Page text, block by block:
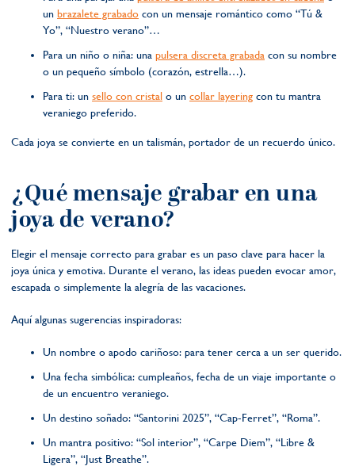
un brazalete grabado con un mensaje romántico como “Tú &
Yo”, “Nuestro verano”…
Para un niño o niña: una pulsera discreta grabada con su nombre
o un pequeño símbolo (corazón, estrella…).
Para ti: un sello con cristal o un collar layering con tu mantra
veraniego preferido.
Cada joya se convierte en un talismán, portador de un recuerdo único.
¿Qué mensaje grabar en una
joya de verano?
Elegir el mensaje correcto para grabar es un paso clave para hacer la
joya única y emotiva. Durante el verano, las ideas pueden evocar amor,
escapada o simplemente la alegría de las vacaciones.
Aquí algunas sugerencias inspiradoras:
Un nombre o apodo cariñoso: para tener cerca a un ser querido.
Una fecha simbólica: cumpleaños, fecha de un viaje importante o
de un encuentro veraniego.
Un destino soñado: “Santorini 2025”, “Cap-Ferret”, “Roma”.
Un mantra positivo: “Sol interior”, “Carpe Diem”, “Libre &
Ligera”, “Just Breathe”.